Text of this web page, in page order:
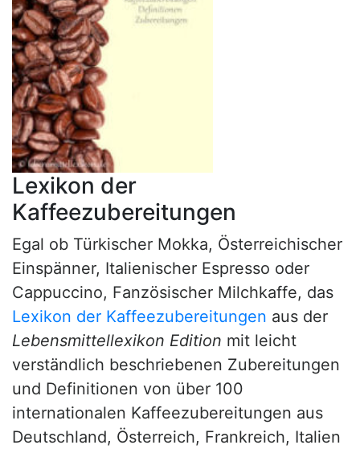
Lexikon der
Kaffeezubereitungen
Egal ob Türkischer Mokka, Österreichischer
Einspänner, Italienischer Espresso oder
Cappuccino, Fanzösischer Milchkaffe, das
Lexikon der Kaffeezubereitungen aus der
Lebensmittellexikon Edition mit leicht
verständlich beschriebenen Zubereitungen
und Definitionen von über 100
internationalen Kaffeezubereitungen aus
Deutschland, Österreich, Frankreich, Italien